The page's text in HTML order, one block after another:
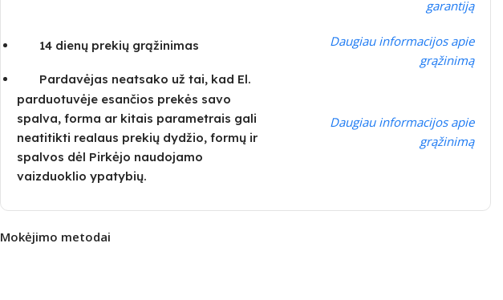
garantiją
14 dienų prekių grąžinimas
Daugiau informacijos apie
grąžinimą
Pardavėjas neatsako už tai, kad El.
parduotuvėje esančios prekės savo
spalva, forma ar kitais parametrais gali
neatitikti realaus prekių dydžio, formų ir
spalvos dėl Pirkėjo naudojamo
vaizduoklio ypatybių.
Daugiau informacijos apie
grąžinimą
Mokėjimo metodai